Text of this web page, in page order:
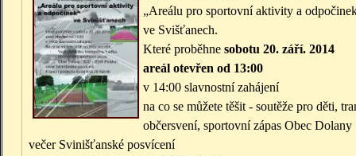
„Areálu pro sportovní aktivity a
ve Svišťanech.
Které proběhne sobotu 20. září. 2014
areál otevřen od 13:00
v 14:00 slavnostní zahájení
na co se můžete těšit - soutěže pro děti,
občersvení, sportovní zápas Obec
večer Svinišťanské posvícení